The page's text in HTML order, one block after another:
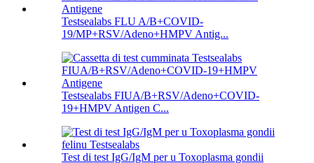
Testsealabs FLU A/B+COVID-
19/MP+RSV/Adeno+HMPV Antig...
Testsealabs FIUA/B+RSV/Adeno+COVID-
19+HMPV Antigen C...
Test di test IgG/IgM per u Toxoplasma gondii